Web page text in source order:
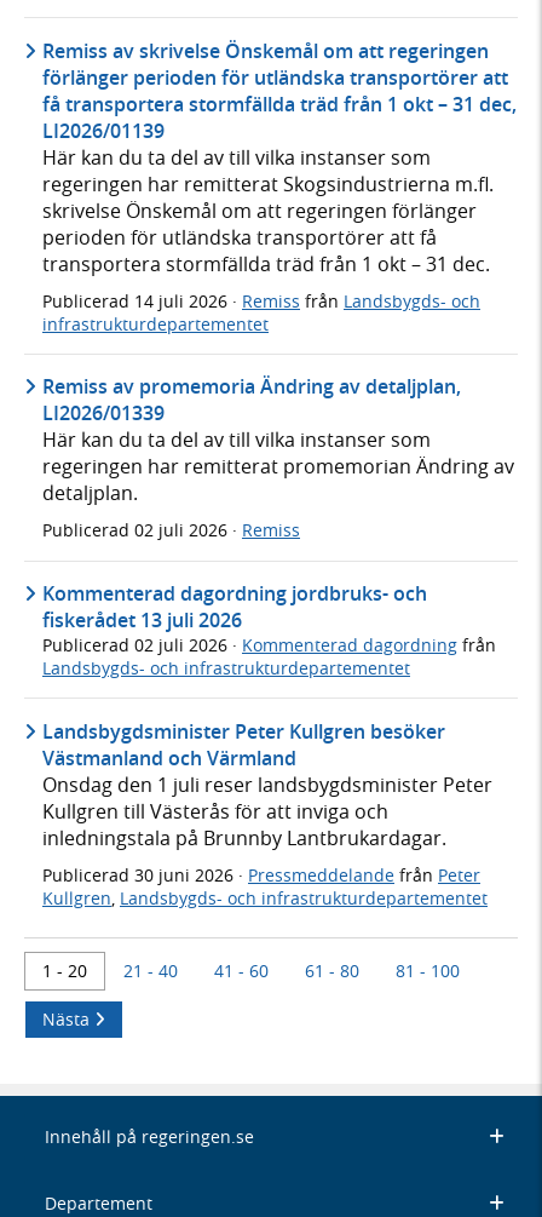
Remiss av skrivelse Önskemål om att regeringen
förlänger perioden för utländska transportörer att
få transportera stormfällda träd från 1 okt – 31 dec,
LI2026/01139
Här kan du ta del av till vilka instanser som
regeringen har remitterat Skogsindustrierna m.fl.
skrivelse Önskemål om att regeringen förlänger
perioden för utländska transportörer att få
transportera stormfällda träd från 1 okt – 31 dec.
Publicerad 14 juli 2026 · Remiss från Landsbygds- och
infrastrukturdepartementet
Remiss av promemoria Ändring av detaljplan,
LI2026/01339
Här kan du ta del av till vilka instanser som
regeringen har remitterat promemorian Ändring av
detaljplan.
Publicerad 02 juli 2026 · Remiss
Kommenterad dagordning jordbruks- och
fiskerådet 13 juli 2026
Publicerad 02 juli 2026 · Kommenterad dagordning från
Landsbygds- och infrastrukturdepartementet
Landsbygdsminister Peter Kullgren besöker
Västmanland och Värmland
Onsdag den 1 juli reser landsbygdsminister Peter
Kullgren till Västerås för att inviga och
inledningstala på Brunnby Lantbrukardagar.
Publicerad 30 juni 2026 · Pressmeddelande från Peter
Kullgren Landsbygds- och infrastrukturdepartementet
1 - 20 21 - 40 41 - 60 61 - 80 81 - 100
Nästa
Innehåll på regeringen.se
Departement